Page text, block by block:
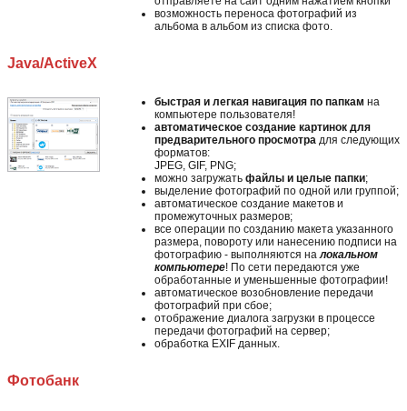
возможность переноса фотографий из
альбома в альбом из списка фото.
Java/ActiveX
быстрая и легкая навигация по папкам на
компьютере пользователя!
автоматическое создание картинок для
предварительного просмотра для следующих
форматов:
JPEG, GIF, PNG;
можно загружать файлы и целые папки;
выделение фотографий по одной или группой;
автоматическое создание макетов и
промежуточных размеров;
все операции по созданию макета указанного
размера, повороту или нанесению подписи на
фотографию - выполняются на локальном
компьютере! По сети передаются уже
обработанные и уменьшенные фотографии!
автоматическое возобновление передачи
фотографий при сбое;
отображение диалога загрузки в процессе
передачи фотографий на сервер;
обработка EXIF данных.
Фотобанк